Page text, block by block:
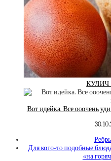
КУЛИЧ
Вот идейка. Все ооочень
Для кого-то подобные
«на